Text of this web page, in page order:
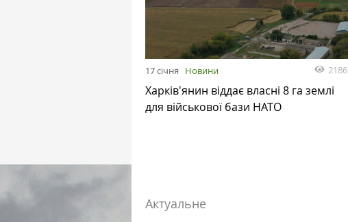
17 січня Новини 2186
Харків'янин віддає власні 8 га землі
для військової бази НАТО
Актуальне